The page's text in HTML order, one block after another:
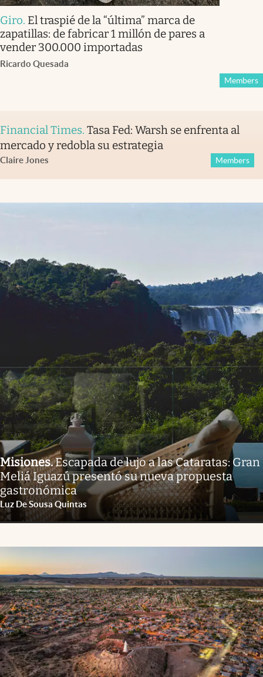
Giro. El traspié de la “última” marca de
zapatillas: de fabricar 1 millón de pares a
vender 300.000 importadas
Ricardo Quesada
Members
Financial Times. Tasa Fed: Warsh se enfrenta al
mercado y redobla su estrategia
Claire Jones Members
Misiones.Escapada de lujo a las Cataratas: Gran
Meliá Iguazú presentó su nueva propuesta
gastronómica
Luz De Sousa Quintas